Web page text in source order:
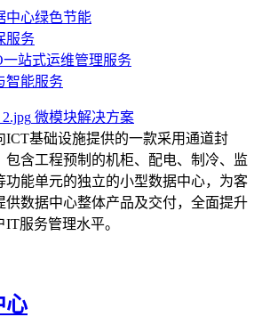
中心绿色节能
服务
一站式运维管理服务
智能服务
微模块解决方案
ICT基础设施提供的一款采用通道封
包含工程预制的机柜、配电、制冷、监
功能单元的独立的小型数据中心，为客
供数据中心整体产品及交付，全面提升
IT服务管理水平。
心